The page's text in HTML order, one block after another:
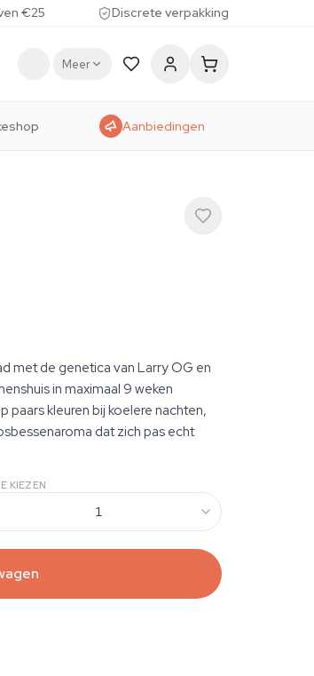
€25 Discrete verpakking
Meer
Aanbiedingen
met de genetica van Larry OG en
in maximaal 9 weken
kleuren bij koelere nachten,
dat zich pas echt
KIEZEN
1